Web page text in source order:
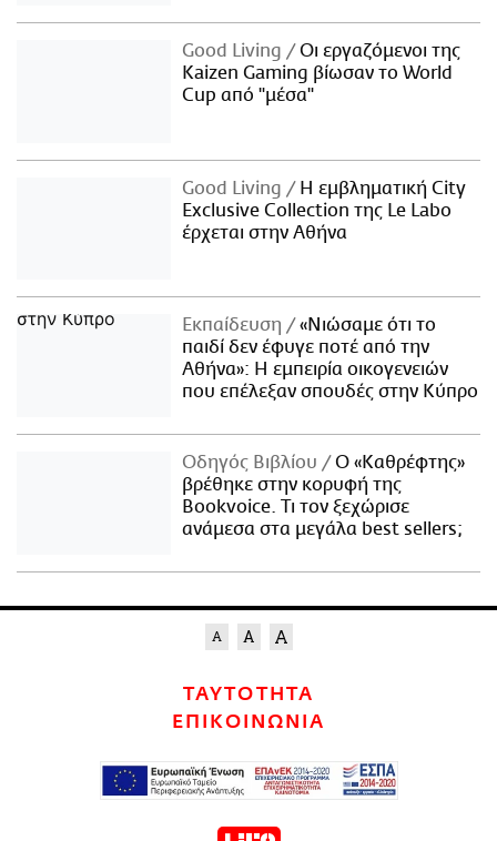
Good Living
Οι εργαζόμενοι της
Kaizen Gaming βίωσαν το World
Cup από "μέσα"
Good Living
Η εμβληματική City
Exclusive Collection της Le Labo
έρχεται στην Αθήνα
Εκπαίδευση
«Νιώσαμε ότι το
παιδί δεν έφυγε ποτέ από την
Αθήνα»: Η εμπειρία οικογενειών
που επέλεξαν σπουδές στην Κύπρο
Οδηγός Βιβλίου
Ο «Καθρέφτης»
βρέθηκε στην κορυφή της
Bookvoice. Τι τον ξεχώρισε
ανάμεσα στα μεγάλα best sellers;
ΤΑΥΤΟΤΗΤΑ
ΕΠΙΚΟΙΝΩΝΙΑ